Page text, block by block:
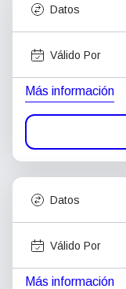
Datos
Válido Por
Más información
Datos
Válido Por
Más información